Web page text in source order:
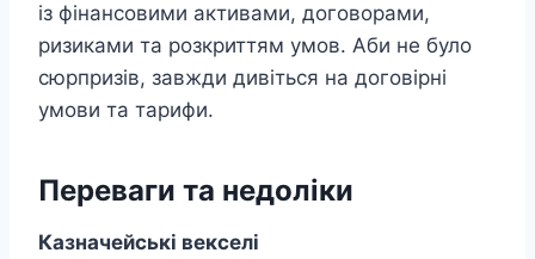
із фінансовими активами, договорами,
ризиками та розкриттям умов. Аби не було
сюрпризів, завжди дивіться на договірні
умови та тарифи.
Переваги та недоліки
Казначейські векселі